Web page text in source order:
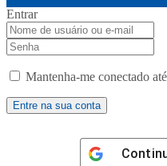
Entrar
Mantenha-me conectado